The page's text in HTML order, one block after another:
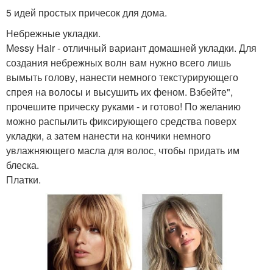
5 идей простых причесок для дома.
Небрежные укладки.
Messy Hair - отличный вариант домашней укладки. Для
создания небрежных волн вам нужно всего лишь
вымыть голову, нанести немного текстурирующего
спрея на волосы и высушить их феном. Взбейте",
прочешите прическу руками - и готово! По желанию
можно распылить фиксирующего средства поверх
укладки, а затем нанести на кончики немного
увлажняющего масла для волос, чтобы придать им
блеска.
Платки.